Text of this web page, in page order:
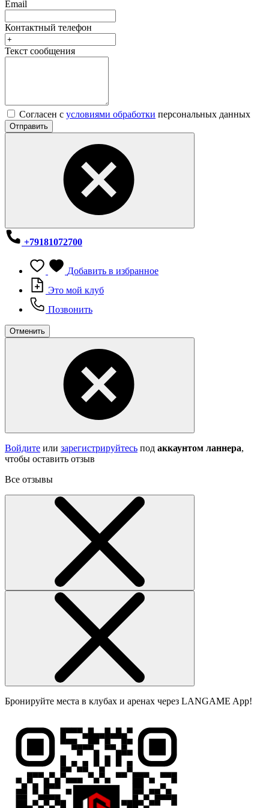
Email
Контактный телефон
Текст сообщения
Согласен с условиями обработки персональных данных
Отправить
+79181072700
Добавить в избранное
Это мой клуб
Позвонить
Отменить
Войдите или зарегистрируйтесь под аккаунтом ланнера,
чтобы оставить отзыв
Все отзывы
Бронируйте места в клубах и аренах через LANGAME App!